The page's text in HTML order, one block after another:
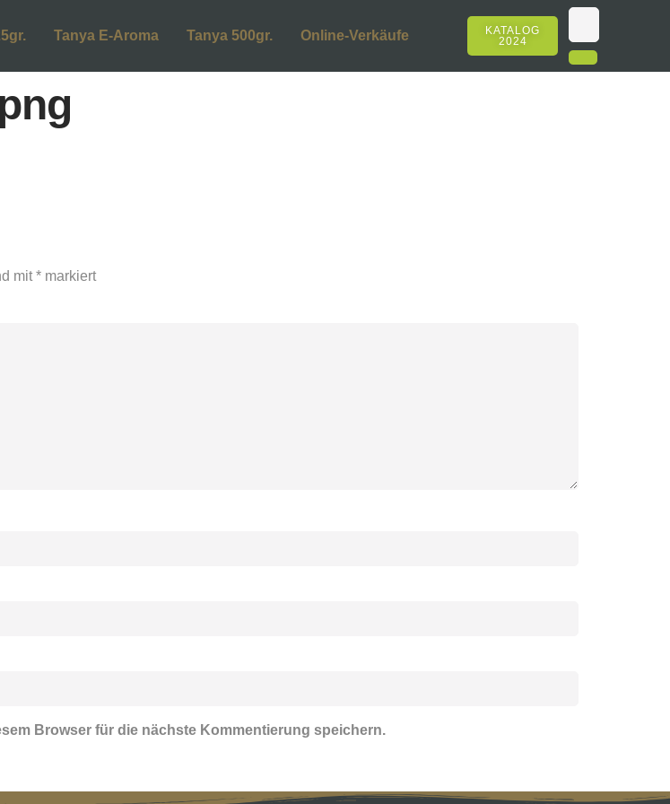
Tanya E-Aroma Tanya 500gr. Online-Verkäufe
KATALOG
2024
mit * markiert
Browser für die nächste Kommentierung speichern.